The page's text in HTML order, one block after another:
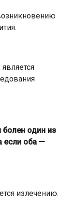
болен один из
если оба —
излечению.